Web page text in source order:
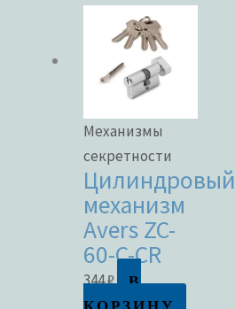
Механизмы
секретности
Цилиндровый
механизм
Avers ZC-
60-C-CR
344₽
В